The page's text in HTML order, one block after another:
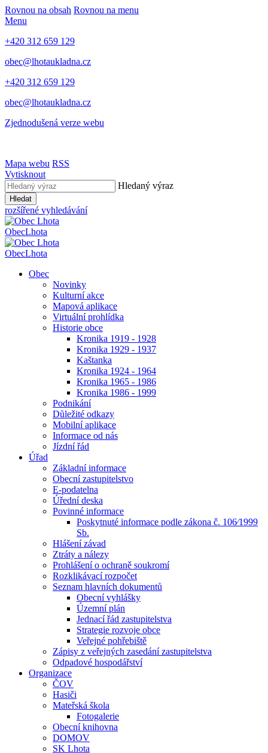
Rovnou na obsah Rovnou na menu
Menu
+420 312 659 129
obec@lhotaukladna.cz
+420 312 659 129
obec@lhotaukladna.cz
Zjednodušená verze webu
Mapa webu RSS
Vytisknout
Hledaný výraz
Hledat
rozšířené vyhledávání
ObecLhota
ObecLhota
Obec
Novinky
Kulturní akce
Mapová aplikace
Virtuální prohlídka
Historie obce
Kronika 1919 - 1928
Kronika 1929 - 1937
Kaštanka
Kronika 1924 - 1964
Kronika 1965 - 1986
Kronika 1986 - 1999
Podnikání
Důležité odkazy
Mobilní aplikace
Informace od nás
Jízdní řád
Úřad
Základní informace
Obecní zastupitelstvo
E-podatelna
Úřední deska
Povinné informace
Poskytnuté informace podle zákona č. 106⁄1999
Sb.
Hlášení závad
Ztráty a nálezy
Prohlášení o ochraně soukromí
Rozklikávací rozpočet
Seznam hlavních dokumentů
Obecní vyhlášky
Územní plán
Jednací řád zastupitelstva
Strategie rozvoje obce
Veřejné pohřebiště
Zápisy z veřejných zasedání zastupitelstva
Odpadové hospodářství
Organizace
ČOV
Hasiči
Mateřská škola
Fotogalerie
Obecní knihovna
DOMOV
SK Lhota